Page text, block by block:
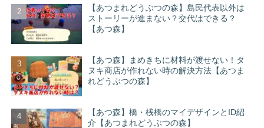
【あつまれどうぶつの森】島民代表以外は
ストーリーが進まない？交代はできる？
【あつ森】
【あつ森】まめきちに材料が渡せない！タ
ヌキ商店が作れない時の解決方法【あつま
れどうぶつの森】
【あつ森】橋・桟橋のマイデザインとID紹
介【あつまれどうぶつの森】